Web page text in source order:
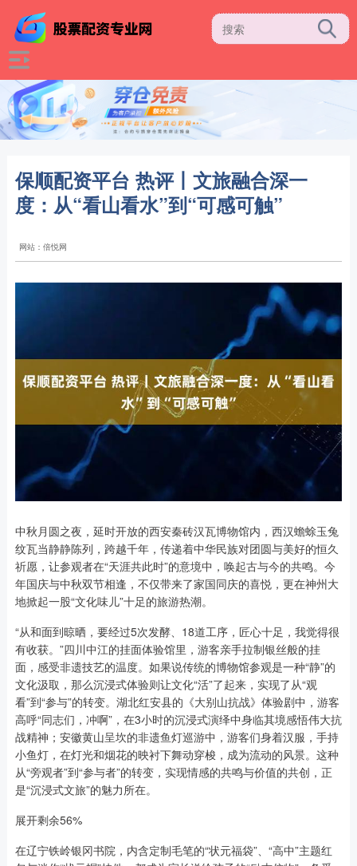
保顺配资平台 热评丨文旅融合深一
度：从“看山看水”到“可感可触”
网站：倍悦网
中秋月圆之夜，延时开放的西安秦砖汉瓦博物馆内，西汉蟾蜍玉兔
纹瓦当静静陈列，跨越千年，传递着中华民族对团圆与美好的恒久
祈愿，让参观者在“天涯共此时”的意境中，唤起古与今的共鸣。今
年国庆与中秋双节相逢，不仅带来了家国同庆的喜悦，更在神州大
地掀起一股“文化味儿”十足的旅游热潮。
“从和面到晾晒，要经过5次发酵、18道工序，匠心十足，我觉得很
有收获。”四川中江的挂面体验馆里，游客亲手拉制银丝般的挂
面，感受非遗技艺的温度。如果说传统的博物馆参观是一种“静”的
文化汲取，那么沉浸式体验则让文化“活”了起来，实现了从“观
看”到“参与”的转变。湖北红安县的《大别山抗战》体验剧中，游客
高呼“同志们，冲啊”，在3小时的沉浸式演绎中身临其境感悟伟大抗
战精神；安徽黄山呈坎的非遗鱼灯巡游中，游客们身着汉服，手持
小鱼灯，在灯光和烟花的映衬下舞动穿梭，成为流动的风景。这种
从“旁观者”到“参与者”的转变，实现情感的共鸣与价值的共创，正
是“沉浸式文旅”的魅力所在。
展开剩余56%
在辽宁铁岭银冈书院，内含定制毛笔的“状元福袋”、“高中”主题红